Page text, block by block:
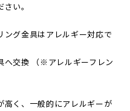
い。
グ金具はアレルギー対応で
交換 （※アレルギーフレン
く、一般的にアレルギーが